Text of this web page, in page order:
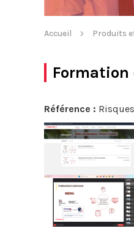
Accueil Produits
Référence :